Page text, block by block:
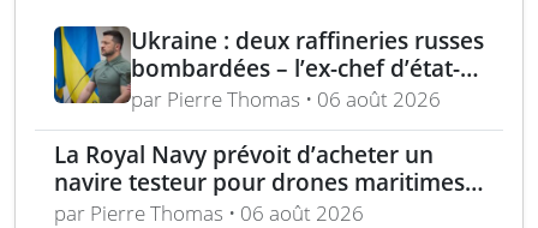
Ukraine : deux raffineries russes
bombardées – l’ex-chef d’état-
major ukrainien juge l’OTAN
dépassée
par Pierre Thomas • 06 août 2026
La Royal Navy prévoit d’acheter un
navire testeur pour drones maritimes
polyvalents
par Pierre Thomas • 06 août 2026